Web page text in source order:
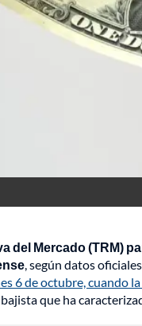
del Mercado (TRM)
, según datos
6 de octubre, cuando
que ha